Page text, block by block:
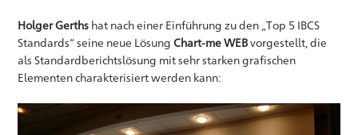
Holger Gerths hat nach einer Einführung zu den „Top 5 IBCS
Standards“ seine neue LösungChart-me WEBvorgestellt, die
als Standardberichtslösung mit sehr starken grafischen
Elementen charakterisiert werden kann: